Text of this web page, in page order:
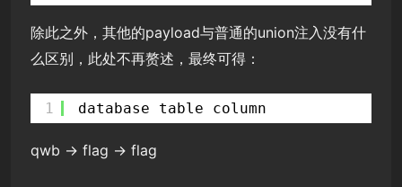
除此之外，其他的payload与普通的union注入没有什
么区别，此处不再赘述，最终可得：
1 database table column
qwb -> flag -> flag